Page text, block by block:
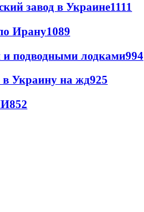
завод в Украине1111
Ирану1089
и подводными лодками994
в Украину на жд925
852